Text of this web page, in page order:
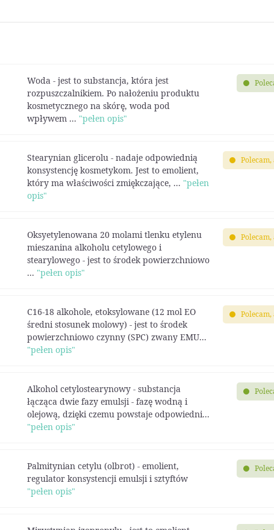
Woda - jest to substancja, która jest
rozpuszczalnikiem. Po nałożeniu produktu
kosmetycznego na skórę, woda pod
wpływem ... "pełen opis"
Stearynian glicerolu - nadaje odpowiednią
konsystencję kosmetykom. Jest to emolient,
który ma właściwości zmiękczające, ... "pełen
opis"
Polecam,
Oksyetylenowana 20 molami tlenku etylenu
mieszanina alkoholu cetylowego i
stearylowego - jest to środek powierzchniowo
... "pełen opis"
Polecam,
C16-18 alkohole, etoksylowane (12 mol EO
średni stosunek molowy) - jest to środek
powierzchniowo czynny (SPC) zwany EMU...
"pełen opis"
Polecam,
Alkohol cetylostearynowy - substancja
łącząca dwie fazy emulsji - fazę wodną i
olejową, dzięki czemu powstaje odpowiedni...
"pełen opis"
Palmitynian cetylu (olbrot) - emolient,
regulator konsystencji emulsji i sztyftów
"pełen opis"